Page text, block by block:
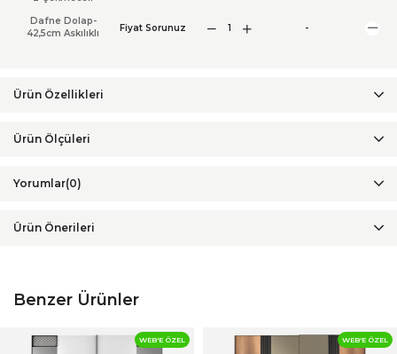
Dafne Dolap-
42,5cm Askılıklı
Fiyat Sorunuz -
Ürün Özellikleri
Yorumlar(0)
Ürün Önerileri
Benzer Ürünler
WEB'E ÖZEL WEB'E ÖZEL